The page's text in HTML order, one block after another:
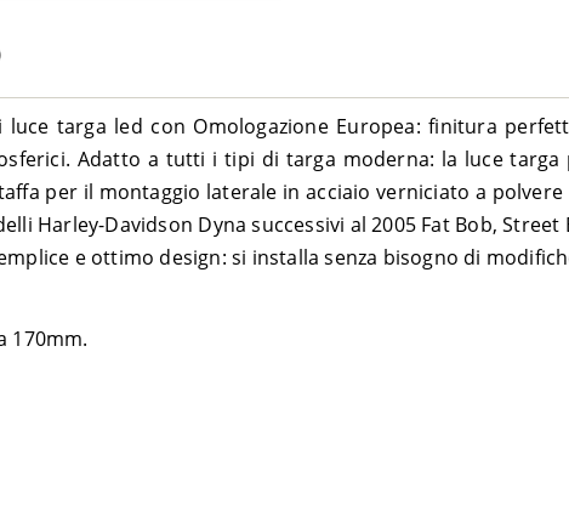
targa led con Omologazione Europea: finitura
Adatto a tutti i tipi di targa moderna: la luce
per il montaggio laterale in acciaio verniciato a
Harley-Davidson Dyna successivi al 2005 Fat Bob,
e ottimo design: si installa senza bisogno di
170mm.